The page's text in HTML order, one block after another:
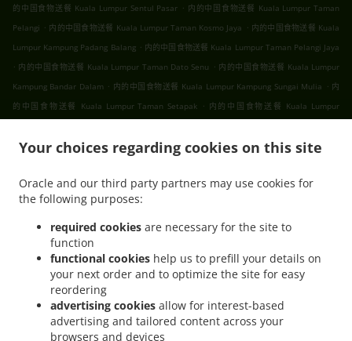
Your choices regarding cookies on this site
Oracle and our third party partners may use cookies for
the following purposes:
required cookies are necessary for the site to
function
functional cookies help us to prefill your details on
your next order and to optimize the site for easy
reordering
advertising cookies allow for interest-based
advertising and tailored content across your
browsers and devices
的中国食物送餐 Kuala Lumpur Sentul Pasar . 内的中国食物送餐 Kuala Lumpur Taman
Pelangi . 内的中国食物送餐 Kuala Lumpur Taman Kosmo Jaya . 内的中国食物送餐 Kuala
Lumpur Kampung Padang Balang . 内的中国食物送餐 Kuala Lumpur Taman Pelangi Jaya
. 内的中国食物送餐 Kuala Lumpur Taman Dato Senu . 内的中国食物送餐 Kuala Lumpur
Kampung Bandar Dalam . 内的中国食物送餐 Kuala Lumpur Kampung Sungai Mulia . 内
的中国食物送餐 Kuala Lumpur Taman Setapak . 内的中国食物送餐 Kuala Lumpur
物送餐 吉隆坡 班底达南 . 内的中国食物送餐 吉隆坡 敦依斯迈花园 . 内的中国食物送餐 吉隆
园 . 内的中国食物送餐 吉隆坡 国联花园 . 内的中国食物送餐 吉隆坡 彩虹花园 . 内的中国食物
送餐 吉隆坡 泗岩沫 . 内的中国食物送餐 吉隆坡
国食物送餐 Puchong Bandar Puchong Jaya
内的中国食物送餐 Puchong Kampung
Lembah Kinrara . 内的中国食物送餐 Puchong
Sungai Buloh Taman Industri Sungai Buloh
内的中国食物送餐 Sungai Buloh . 内的中国
食物送餐 Batu Caves Sri Utara Kipark
. 内的中国食物送餐 Batu Caves Taman Wahyu
的中国食物送餐 Batu Caves Taman Industri Spring Crest Batu Caves
内的中国食物送餐
Batu Caves Taman Koperasi Polis . 内的中国食物送餐 Batu Caves Taman Koperasi Polis